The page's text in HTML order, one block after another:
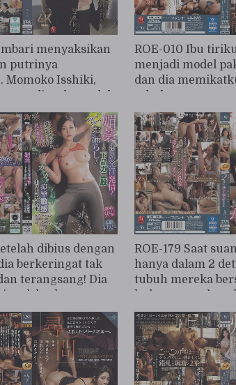
menyaksikan
putrinya
Momoko Isshiki,
yang diperkosa oleh
di resepsi
ROE-010 Ibu
menjadi model
dan dia
tubuhnya yang
selama
tenggelam dalam
bercinta, hanya
dasarku...
dibius dengan
berkeringat tak
terangsang! Dia
melebarkan
mengompol deras!
yang penuh
kejang, dan
menampilkan
ROE-179 Saat
hanya dalam 2
tubuh mereka
hubungan seksual
anak, hasrat
dapat ditekan.